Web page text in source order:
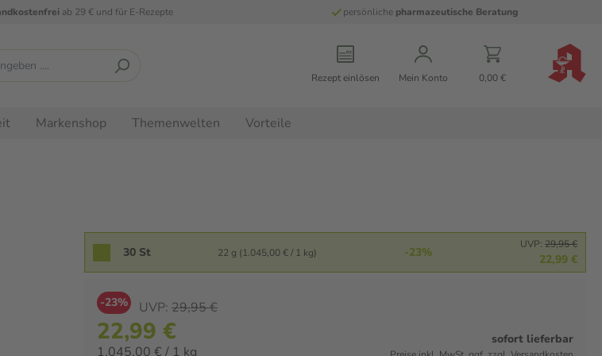
ab 29 € und für E-Rezepte persönliche pharmazeutische Beratung
Rezept einlösen Mein Konto 0,00 €
Markenshop Themenwelten Vorteile
30 St 22 g (1.045,00 € / 1 kg) -23%
UVP: 29,95 €
22,99 €
-23% UVP: 29,95 €
22,99 €
1.045,00 € / 1 kg
sofort lieferbar